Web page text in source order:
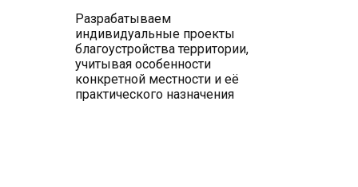
Разрабатываем
индивидуальные проекты
благоустройства территории,
учитывая особенности
конкретной местности и её
практического назначения